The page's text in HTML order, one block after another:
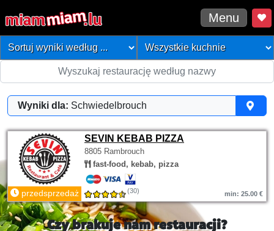
Menu
Wyniki dla: Schwiedelbrouch
SEVIN KEBAB PIZZA
8805 Rambrouch
fast-food, kebab, pizza
przedsprzedaż (30) min: 25.00 €
Czy brakuje nam restauracji?